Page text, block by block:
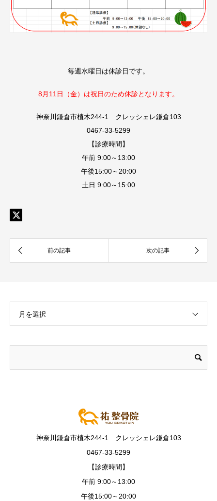
毎週水曜日は休診日です。
8月11日（金）は祝日のため休診となります。
神奈川鎌倉市植木244-1 クレッシェレ鎌倉103
0467-33-5299
【診療時間】
午前 9:00～13:00
午後15:00～20:00
土日 9:00～15:00
月を選択
神奈川鎌倉市植木244-1 クレッシェレ鎌倉103
0467-33-5299
【診療時間】
午前 9:00～13:00
午後15:00～20:00